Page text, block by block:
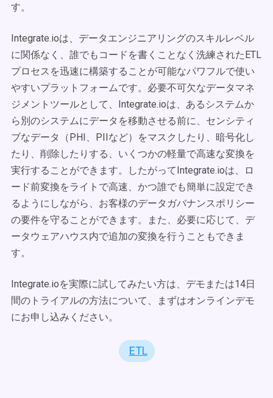
す。
Integrate.ioは、データエンジニアリングのスキルレベル
に関係なく、誰でもコードを書くことなく洗練されたETL
プロセスを迅速に構築することが可能なパワフルで使い
やすいプラットフォームです。必要不可欠なデータマネ
ジメントツールとして、Integrate.ioは、あるシステムか
ら別のシステムにデータを移動させる前に、センシティ
ブなデータ（PHI、PIIなど）をマスクしたり、暗号化し
たり、削除したりする、いくつかの軽量で高速な変換を
実行することができます。したがってIntegrate.ioは、ロ
ード前変換をライトで高速、かつ誰でも簡単に設定でき
るようにしながら、お客様のデータガバナンスポリシー
の要件を守ることができます。また、必要に応じて、デ
ータウェアハウス内で追加の変換を行うこともできま
す。
Integrate.ioを実際に試してみたい方は、デモまたは14日
間のトライアルの方法について、まずはオンラインデモ
にお申し込みください。
ETL